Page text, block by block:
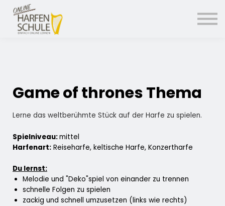
Game of thrones Thema
Lerne das weltberühmte Stück auf der Harfe zu spielen.
Spielniveau:mittel
Harfenart: Reiseharfe, keltische Harfe, Konzertharfe
Du lernst:
Melodie und "Deko"spiel von einander zu trennen
schnelle Folgen zu spielen
zackig und schnell umzusetzen (links wie rechts)